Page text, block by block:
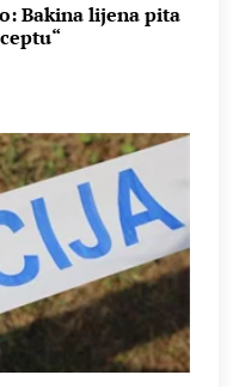
Bakina lijena pita